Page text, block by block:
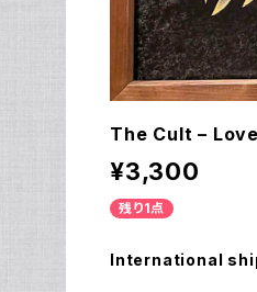
The Cult –
¥3,300
残り1点
International